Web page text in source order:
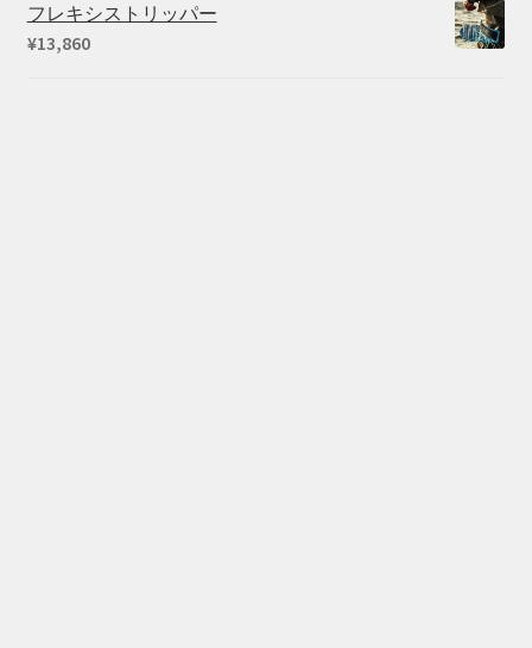
で
¥54,450
フレキシストリッパー
¥13,860